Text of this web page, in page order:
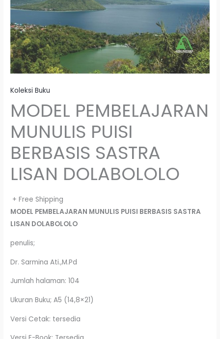
Koleksi Buku
MODEL PEMBELAJARAN
MUNULIS PUISI
BERBASIS SASTRA
LISAN DOLABOLOLO
+ Free Shipping
MODEL PEMBELAJARAN MUNULIS PUISI BERBASIS SASTRA
LISAN DOLABOLOLO
penulis;
Dr. Sarmina Ati.,M.Pd
Jumlah halaman: 104
Ukuran Buku; A5 (14,8×21)
Versi Cetak: tersedia